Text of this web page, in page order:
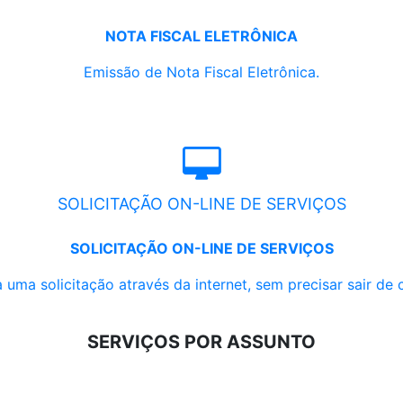
NOTA FISCAL ELETRÔNICA
Emissão de Nota Fiscal Eletrônica.
SOLICITAÇÃO ON-LINE DE SERVIÇOS
SOLICITAÇÃO ON-LINE DE SERVIÇOS
uma solicitação através da internet, sem precisar sair de
SERVIÇOS POR ASSUNTO